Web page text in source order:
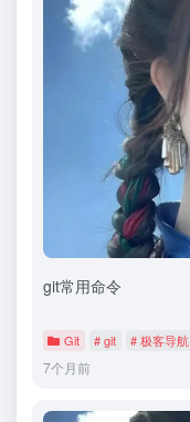
git常用命令
Git # git # 极客导航
7个月前